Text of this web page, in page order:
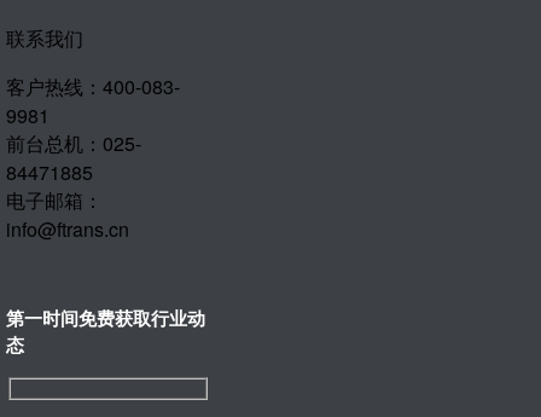
联系我们
客户热线：400-083-
9981
前台总机：025-
84471885
电子邮箱：
info@ftrans.cn
第一时间免费获取行业动
态